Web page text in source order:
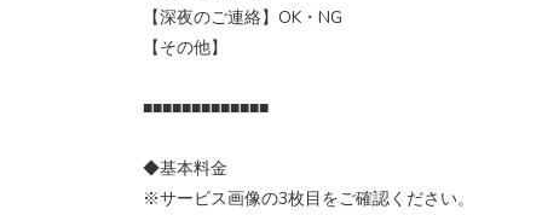
【深夜のご連絡】OK・NG
【その他】
■■■■■■■■■■■■■
◆基本料金
※サービス画像の3枚目をご確認ください。